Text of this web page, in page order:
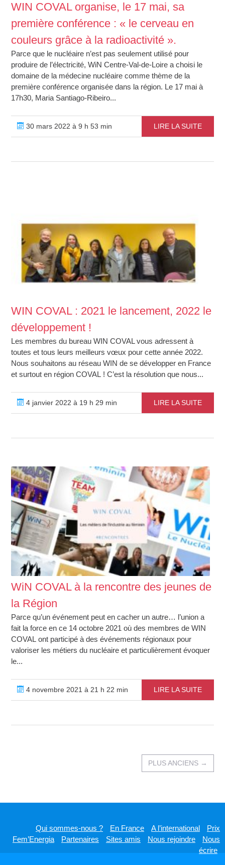
WIN COVAL organise, le 17 mai, sa
première conférence : « le cerveau en
couleurs grâce à la radioactivité ».
Parce que le nucléaire n’est pas seulement utilisé pour
produire de l’électricité, WiN Centre-Val-de-Loire a choisi le
domaine de la médecine nucléaire comme thème de la
première conférence organisée dans la région. Le 17 mai à
17h30, Maria Santiago-Ribeiro...
30 mars 2022 à 9 h 53 min LIRE LA SUITE
WIN COVAL : 2021 le lancement, 2022 le
développement !
Les membres du bureau WIN COVAL vous adressent à
toutes et tous leurs meilleurs vœux pour cette année 2022.
Nous souhaitons au réseau WIN de se développer en France
et surtout en région COVAL ! C’est la résolution que nous...
4 janvier 2022 à 19 h 29 min LIRE LA SUITE
WiN COVAL à la rencontre des jeunes de
la Région
Parce qu’un événement peut en cacher un autre… l’union a
fait la force en ce 14 octobre 2021 où des membres de WIN
COVAL ont participé à des événements régionaux pour
valoriser les métiers du nucléaire et particulièrement évoquer
le...
4 novembre 2021 à 21 h 22 min LIRE LA SUITE
PLUS ANCIENS →
Qui sommes-nous ? En France A l’international
Prix
Fem’Energia
Partenaires Sites amis Nous rejoindre
Nous
écrire